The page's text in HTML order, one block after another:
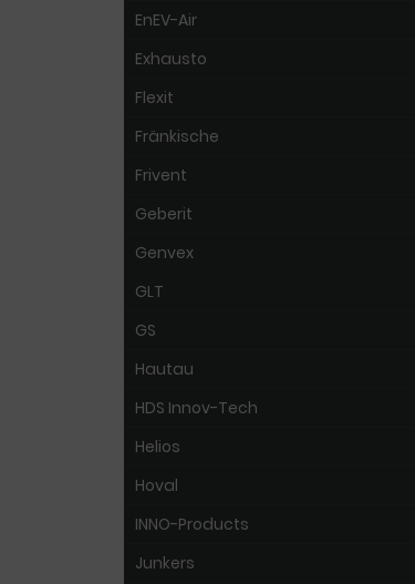
EnEV-Air
Exhausto
Flexit
Fränkische
Frivent
Geberit
Genvex
GLT
GS
Hautau
HDS Innov-Tech
Helios
Hoval
INNO-Products
Junkers